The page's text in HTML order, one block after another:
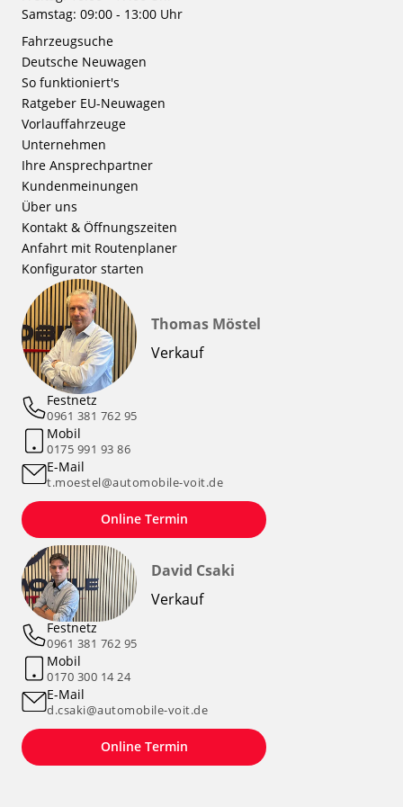
Samstag: 09:00 - 13:00 Uhr
Fahrzeugsuche
Deutsche Neuwagen
So funktioniert's
Ratgeber EU-Neuwagen
Vorlauffahrzeuge
Unternehmen
Ihre Ansprechpartner
Kundenmeinungen
Über uns
Kontakt & Öffnungszeiten
Anfahrt mit Routenplaner
Konfigurator starten
Thomas Möstel
Verkauf
Festnetz
0961 381 762 95
Mobil
0175 991 93 86
E-Mail
t.moestel@automobile-voit.de
Online Termin
David Csaki
Verkauf
Festnetz
0961 381 762 95
Mobil
0170 300 14 24
E-Mail
d.csaki@automobile-voit.de
Online Termin